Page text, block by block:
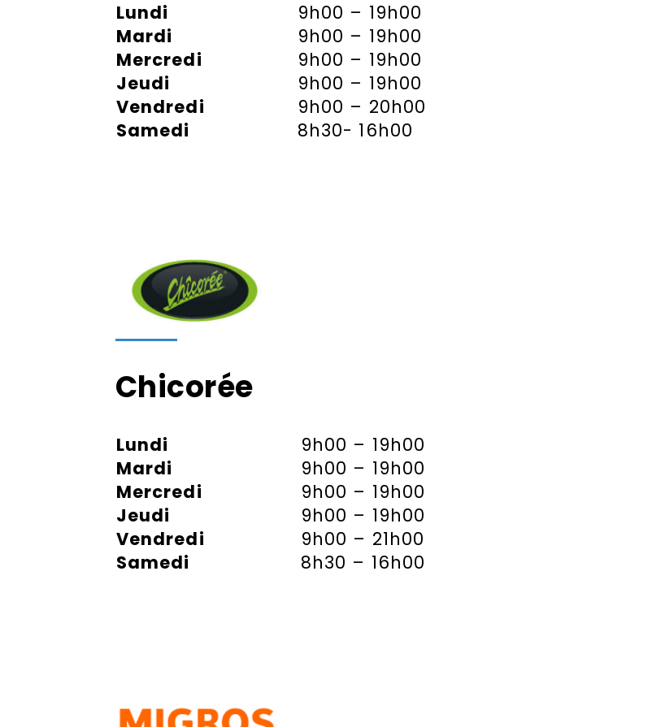
Lundi
9h00 – 19h00
Mardi
9h00 – 19h00
Mercredi
9h00 – 19h00
Jeudi
9h00 – 19h00
Vendredi
9h00 – 20h00
Samedi
8h30- 16h00
Chicorée
Lundi
9h00 – 19h00
Mardi
9h00 – 19h00
Mercredi
9h00 – 19h00
Jeudi
9h00 – 19h00
Vendredi
9h00 – 21h00
Samedi
8h30 – 16h00